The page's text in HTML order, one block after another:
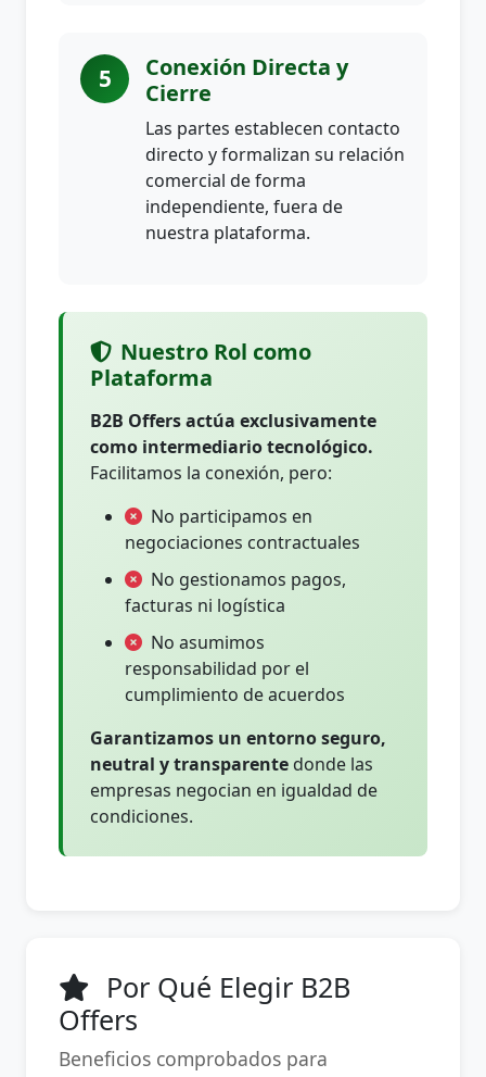
5
Conexión Directa y
Cierre
Las partes establecen contacto
directo y formalizan su relación
comercial de forma
independiente, fuera de
nuestra plataforma.
Nuestro Rol como
Plataforma
B2B Offers actúa exclusivamente
como intermediario tecnológico.
Facilitamos la conexión, pero:
No participamos en
negociaciones contractuales
No gestionamos pagos,
facturas ni logística
No asumimos
responsabilidad por el
cumplimiento de acuerdos
Garantizamos un entorno seguro,
neutral y transparente donde las
empresas negocian en igualdad de
condiciones.
Por Qué Elegir B2B
Offers
Beneficios comprobados para